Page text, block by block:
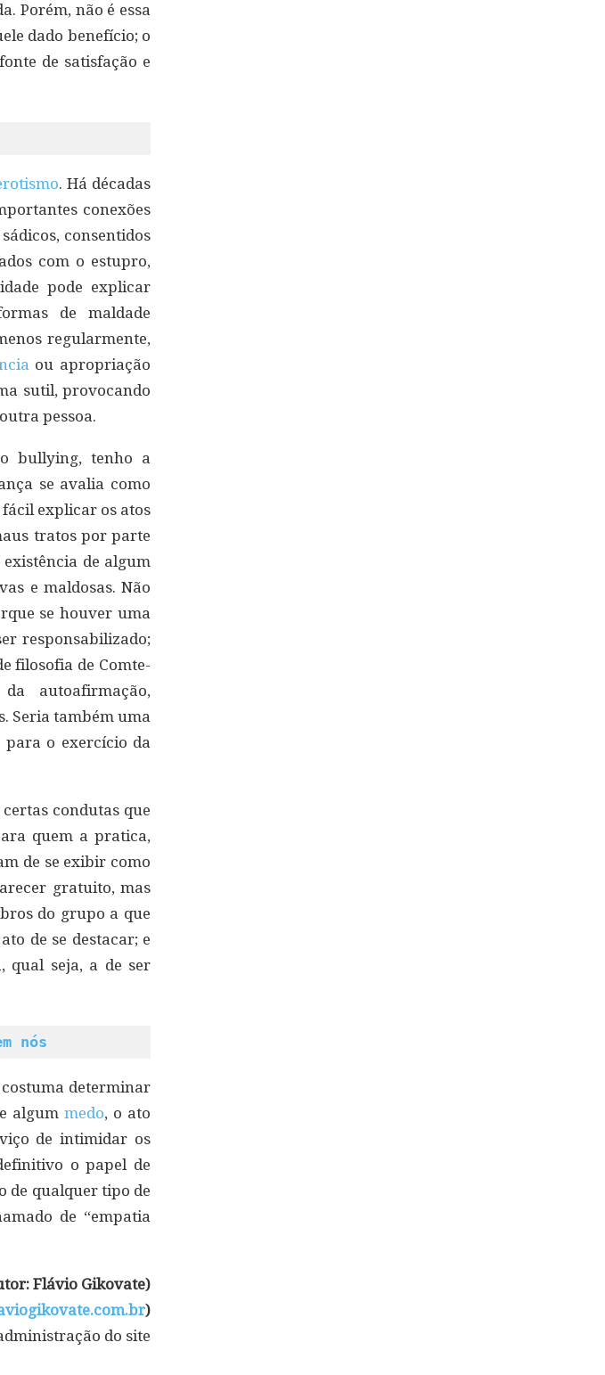
Porém, não é essa
dado benefício; o
de satisfação e
. Há décadas
conexões
consentidos
com o estupro,
pode explicar
de maldade
regularmente,
ou apropriação
sutil, provocando
pessoa.
bullying, tenho a
se avalia como
explicar os atos
tratos por parte
de algum
e maldosas. Não
se houver uma
responsabilizado;
filosofia de Comte-
autoafirmação,
Seria também uma
para o exercício da
condutas que
quem a pratica,
de se exibir como
gratuito, mas
do grupo a que
de se destacar; e
qual seja, a de ser
nós
determinar
algum medo, o ato
de intimidar os
o papel de
de qualquer tipo de
de “empatia
Flávio Gikovate)
)
do site